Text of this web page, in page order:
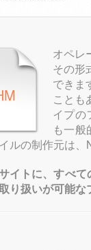
オペレ
その形
できま
ことも
イプの
も一般
ルの制作元は、
イトに、すべ
り扱いが可能な